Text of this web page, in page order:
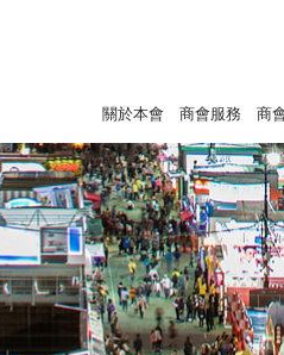
關於本會 商會服務 商